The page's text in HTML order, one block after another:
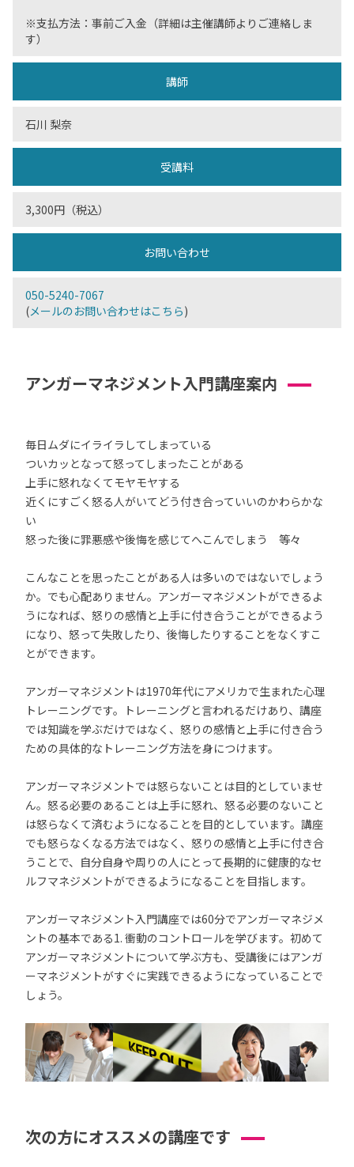
※支払方法：事前ご入金（詳細は主催講師よりご連絡しま
す）
講師
石川 梨奈
受講料
3,300円（税込）
お問い合わせ
050-5240-7067
(メールのお問い合わせはこちら)
アンガーマネジメント入門講座案内
毎日ムダにイライラしてしまっている
ついカッとなって怒ってしまったことがある
上手に怒れなくてモヤモヤする
近くにすごく怒る人がいてどう付き合っていいのかわらかな
い
怒った後に罪悪感や後悔を感じてへこんでしまう 等々
こんなことを思ったことがある人は多いのではないでしょう
か。でも心配ありません。アンガーマネジメントができるよ
うになれば、怒りの感情と上手に付き合うことができるよう
になり、怒って失敗したり、後悔したりすることをなくすこ
とができます。
アンガーマネジメントは1970年代にアメリカで生まれた心理
トレーニングです。トレーニングと言われるだけあり、講座
では知識を学ぶだけではなく、怒りの感情と上手に付き合う
ための具体的なトレーニング方法を身につけます。
アンガーマネジメントでは怒らないことは目的としていませ
ん。怒る必要のあることは上手に怒れ、怒る必要のないこと
は怒らなくて済むようになることを目的としています。講座
でも怒らなくなる方法ではなく、怒りの感情と上手に付き合
うことで、自分自身や周りの人にとって長期的に健康的なセ
ルフマネジメントができるようになることを目指します。
アンガーマネジメント入門講座では60分でアンガーマネジメ
ントの基本である1. 衝動のコントロールを学びます。初めて
アンガーマネジメントについて学ぶ方も、受講後にはアンガ
ーマネジメントがすぐに実践できるようになっていることで
しょう。
次の方にオススメの講座です